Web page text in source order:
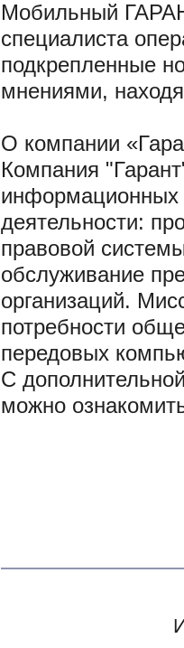
Мобильный
специалиста
подкрепленные
мнениями,
О компании
Компания
информационных
деятельности:
правовой
обслуживание
организаций.
потребности
передовых
С
можно